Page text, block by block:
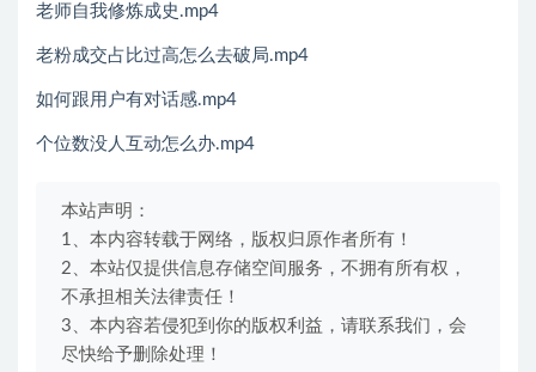
老师自我修炼成史.mp4
老粉成交占比过高怎么去破局.mp4
如何跟用户有对话感.mp4
个位数没人互动怎么办.mp4
本站声明：
1、本内容转载于网络，版权归原作者所有！
2、本站仅提供信息存储空间服务，不拥有所有权，
不承担相关法律责任！
3、本内容若侵犯到你的版权利益，请联系我们，会
尽快给予删除处理！